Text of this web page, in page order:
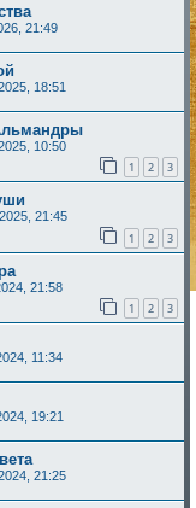
21:49
18:51
10:50
1 2 3
21:45
1 2 3
21:58
1 2 3
11:34
19:21
21:25